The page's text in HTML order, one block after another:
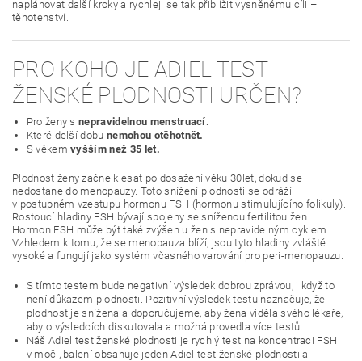
naplánovat další kroky a rychleji se tak přiblížit vysněnému cíli –
těhotenství.
PRO KOHO JE ADIEL TEST
ŽENSKÉ PLODNOSTI URČEN?
Pro ženy snepravidelnou menstruací.
Které delší dobunemohou otěhotnět.
S věkemvyšším než 35 let.
Plodnost ženy začne klesat po dosažení věku 30let, dokud se
nedostane do menopauzy. Toto snížení plodnosti se odráží
v postupném vzestupu hormonu FSH (hormonu stimulujícího folikuly).
Rostoucí hladiny FSH bývají spojeny se sníženou fertilitou žen.
Hormon FSH může být také zvýšen u žen s nepravidelným cyklem.
Vzhledem k tomu, že se menopauza blíží, jsou tyto hladiny zvláště
vysoké a fungují jako systém včasného varování pro peri-menopauzu.
S tímto testem bude negativní výsledek dobrou zprávou, i když to
není důkazem plodnosti. Pozitivní výsledek testu naznačuje, že
plodnost je snížena a doporučujeme, aby žena viděla svého lékaře,
aby o výsledcích diskutovala a možná provedla více testů.
Náš Adiel test ženské plodnosti je rychlý test na koncentraci FSH
v moči, balení obsahuje jeden Adiel test ženské plodnosti a